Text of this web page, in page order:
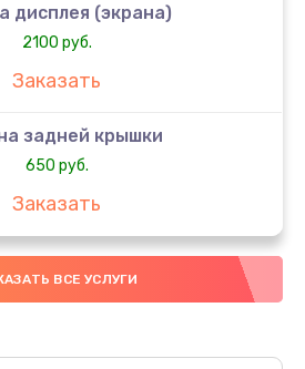
дисплея (экрана)
2100 руб.
Заказать
задней крышки
650 руб.
Заказать
аккумулятора
4000 руб.
ВСЕ УСЛУГИ